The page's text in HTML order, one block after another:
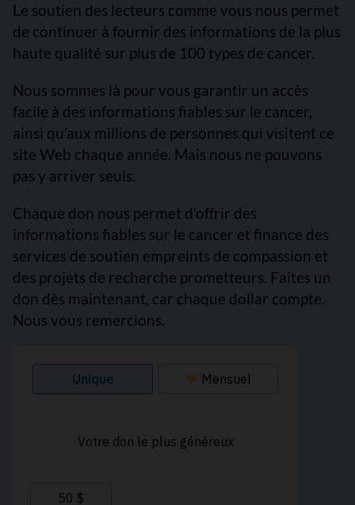
Le soutien des lecteurs comme vous nous permet
de continuer à fournir des informations de la plus
haute qualité sur plus de 100 types de cancer.
Nous sommes là pour vous garantir un accès
facile à des informations fiables sur le cancer,
ainsi qu’aux millions de personnes qui visitent ce
site Web chaque année. Mais nous ne pouvons
pas y arriver seuls.
Chaque don nous permet d’offrir des
informations fiables sur le cancer et finance des
services de soutien empreints de compassion et
des projets de recherche prometteurs. Faites un
don dès maintenant, car chaque dollar compte.
Nous vous remercions.